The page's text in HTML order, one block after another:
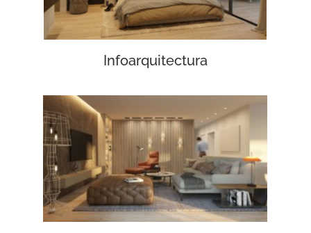
Infoarquitectura